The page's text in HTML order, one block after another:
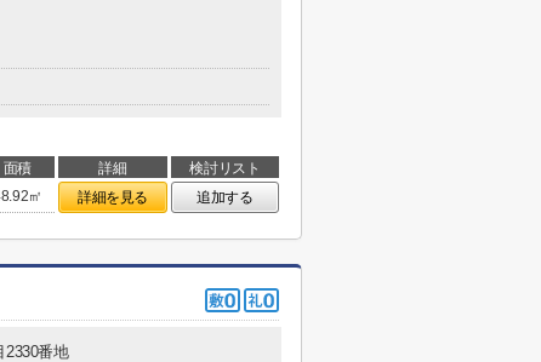
面積 詳細
検討リスト
㎡ 詳細を見る 追加する
2330番地